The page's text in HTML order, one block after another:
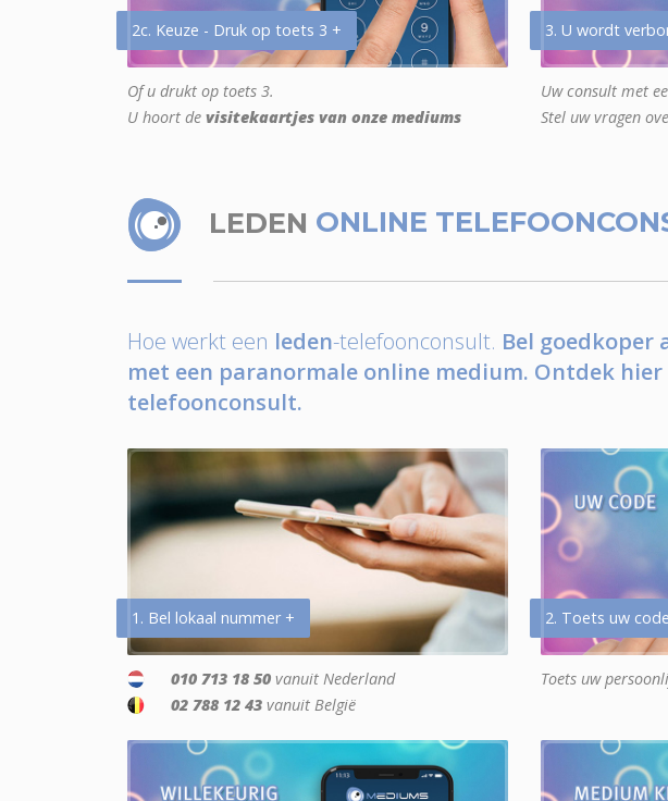
2c. Keuze - Druk op toets 3 +
Of u drukt op toets 3.
U hoort de visitekaartjes van onze mediums
3. U wordt
Uw consult met
Stel uw vragen
LEDEN ONLINE
Hoe werkt een leden-telefoonconsult. Bel
met een paranormale online medium. Ontdek
telefoonconsult.
1. Bel lokaal nummer +
010 713 18 50 vanuit Nederland
02 788 12 43 vanuit België
2. Toets uw
Toets uw